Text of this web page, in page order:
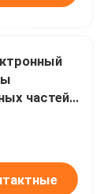
частей